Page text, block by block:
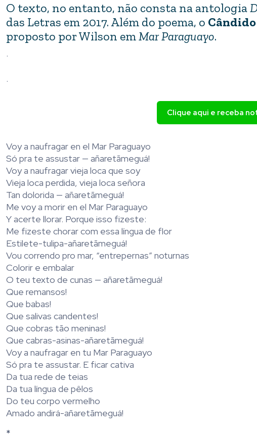
O texto, no entanto, não consta na antologia
das Letras em 2017. Além do poema, o Cândido
proposto por Wilson emMar Paraguayo.
.
.
Clique aqui e receba
Voy a naufragar en el Mar Paraguayo
Só pra te assustar — añaretãmeguá!
Voy a naufragar vieja loca que soy
Vieja loca perdida, vieja loca señora
Tan dolorida — añaretãmeguá!
Me voy a morir en el Mar Paraguayo
Y acerte llorar. Porque isso fizeste:
Me fizeste chorar com essa língua de flor
Estilete-tulipa-añaretãmeguá!
Vou correndo pro mar, “entrepernas” noturnas
Colorir e embalar
O teu texto de cunas — añaretãmeguá!
Que remansos!
Que babas!
Que salivas candentes!
Que cobras tão meninas!
Que cabras-asinas-añaretãmeguá!
Voy a naufragar en tu Mar Paraguayo
Só pra te assustar. E ficar cativa
Da tua rede de teias
Da tua língua de pêlos
Do teu corpo vermelho
Amado andirá-añaretãmeguá!
*